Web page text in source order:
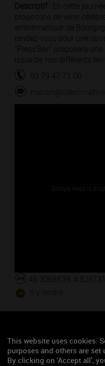
Descriptif : En cette
proposons de venir
emblématique de
rendez-vous pour une
"Press'Bar" proposera
issue de nos différents
03 79 47 71 00
Google Maps is
46.3068839,
Afterwork "Rencontrez-vins"
Chapitre de la Cousinerie de
This website uses cookies.
purposes and others are set
By clicking on 'Accept all',